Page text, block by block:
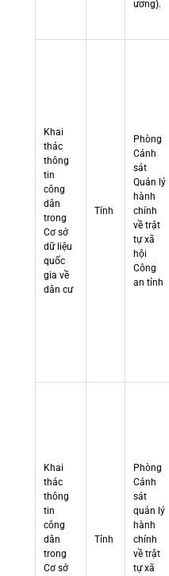
ương).
Khai
thác
thông
tin
công
dân
trong
Cơ sở
dữ liệu
quốc
gia về
dân cư
Tỉnh
Phòng
Cảnh
sát
Quản lý
hành
chính
về trật
tự xã
hội
Công
an tỉnh
Khai
thác
thông
tin
công
dân
trong
Cơ sở
Tỉnh
Phòng
Cảnh
sát
quản lý
hành
chính
về trật
tự xã